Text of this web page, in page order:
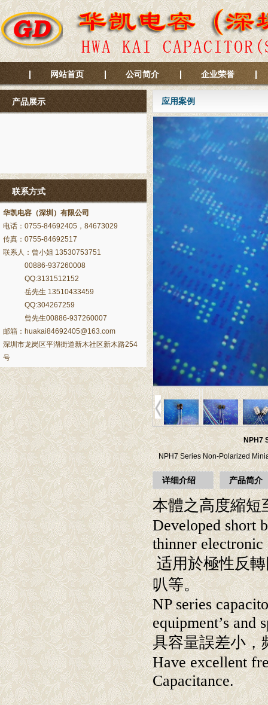
网站首页 公司简介 企业荣誉
产品展示
联系方式
华凯电容（深圳）有限公司
电话：0755-84692405，84673029
传真：0755-84692517
联系人：曾小姐 13530753751
00886-937260008
QQ:3131512152
岳先生 13510433459
QQ:304267259
曾先生00886-937260007
邮箱：huakai84692405@163.com
深圳市龙岗区平湖街道新木社区新木路254
号
应用案例
NPH7
NPH7 Series Non-Polarized
详细介绍 产品简介
本體之高度縮短
Developed short
thinner
适用於極性反
叭等。
NP series
equipment’s and
具容量誤差小，
Have excellent
Capacitance.